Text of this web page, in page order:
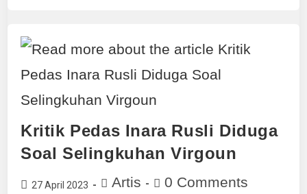
Kritik Pedas Inara Rusli Diduga
Soal Selingkuhan Virgoun
27 April 2023 Artis 0 Comments